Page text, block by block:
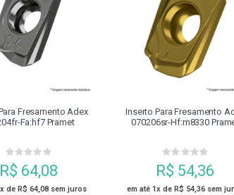
CASTANHA
GRAMPO DISCO
MANDRILADORES
Fresamento Adex
Fa:hf7 Pramet
R$ 64,08
de R$ 64,08 sem juros
Inserto Para Fresamento
070206sr-Hf:m8330
R$ 54,36
em até 1x de R$ 54,36 sem